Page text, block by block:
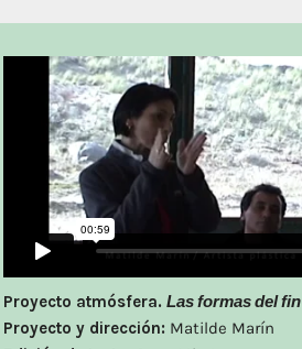
Proyecto atmósfera.Las formas del fin
Proyecto y dirección: Matilde Marín